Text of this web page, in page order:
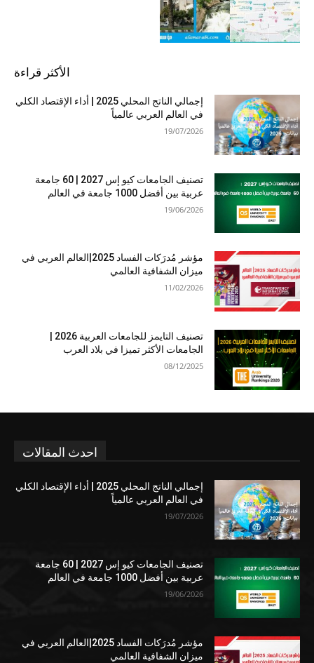
الأكثر قراءة
إجمالي الناتج المحلي 2025 | أداء الإقتصاد الكلي
في العالم العربي عالمياً
19/07/2026
تصنيف الجامعات كيو إس 2027 | 60 جامعة
عربية بين أفضل 1000 جامعة في العالم
19/06/2026
مؤشر مُدرَكات الفساد 2025|العالم العربي في
ميزان الشفافية العالمي
11/02/2026
الجامعات الأكثر تميزا في بلاد العرب
08/12/2025
احدث المقالات
إجمالي الناتج المحلي 2025 | أداء الإقتصاد الكلي
في العالم العربي عالمياً
19/07/2026
تصنيف الجامعات كيو إس 2027 | 60 جامعة
عربية بين أفضل 1000 جامعة في العالم
19/06/2026
مؤشر مُدرَكات الفساد 2025|العالم العربي في
ميزان الشفافية العالمي